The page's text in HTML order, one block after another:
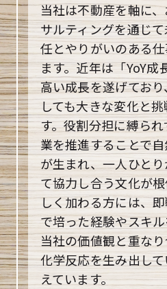
当社は不動産を軸に
サルティングを通じ
任とやりがいのある
ます。近年は「YoY成
高い成長を遂げてお
しても大きな変化と
す。役割分担に縛ら
業を推進することで
が生まれ、一人ひと
て協力し合う文化が
しく加わる方には、
で培った経験やスキ
当社の価値観と重な
化学反応を生み出し
えています。